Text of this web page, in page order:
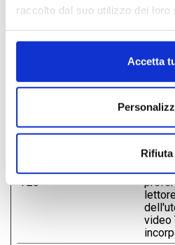
raccolto dal suo utilizzo dei loro
Accetta
Rifiuta
il singolo utente e quindi di
inserzionisti di terze parti.
Fornitore
TOKEN
YouTube
__Secure-
YEC
YouTube
video